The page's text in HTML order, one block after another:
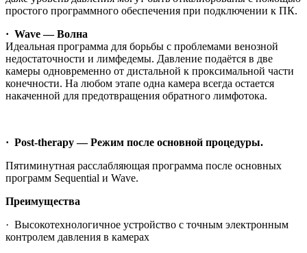
простого программного обеспечения при подключении к ПК.
· Wave — Волна
Идеальная программа для борьбы с проблемами венозной
недостаточности и лимфедемы. Давление подаётся в две
камеры одновременно от дистальной к проксимальной части
конечности. На любом этапе одна камера всегда остается
накаченной для предотвращения обратного лимфотока.
· Post-therapy — Режим после основной процедуры.
Пятиминутная расслабляющая программа после основных
программ Sequential и Wave.
Преимущества
· Высокотехнологичное устройство с точным электронным
контролем давления в камерах